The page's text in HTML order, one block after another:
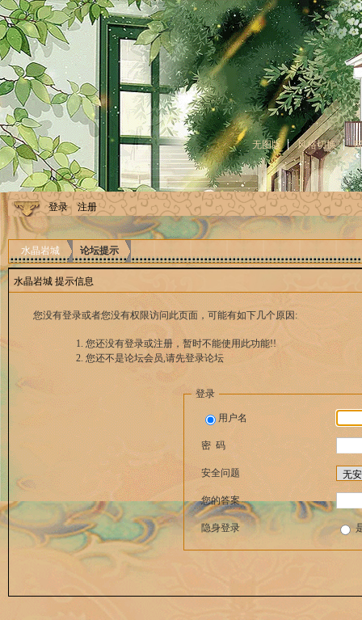
无图版 风格切换
登录 注册
水晶岩城 论坛提示
水晶岩城 提示信息
您没有登录或者您没有权限访问此页面，可能有如下几个原因:
您还没有登录或注册，暂时不能使用此功能!!
您还不是论坛会员,请先登录论坛
登录
用户名
密 码
安全问题
您的答案
隐身登录